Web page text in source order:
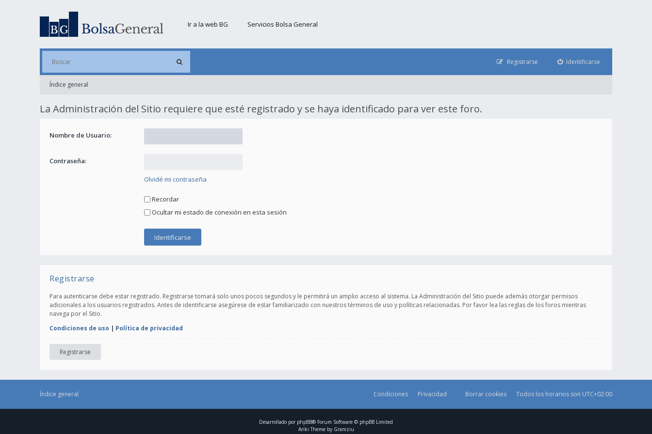
Ir a la web BG Servicios Bolsa General
Identificarse
Registrarse
Índice general
La Administración del Sitio requiere que esté registrado y se haya identificado para ver este foro.
Nombre de Usuario:
Contraseña:
Olvidé mi contraseña
Recordar
Ocultar mi estado de conexión en esta sesión
Registrarse
Para autenticarse debe estar registrado. Registrarse tomará solo unos pocos segundos y le permitirá un amplio acceso al sistema. La Administración del Sitio puede además otorgar permisos
adicionales a los usuarios registrados. Antes de identificarse asegúrese de estar familiarizado con nuestros términos de uso y políticas relacionadas. Por favor lea las reglas de los foros mientras
navega por el Sitio.
Condiciones de uso | Política de privacidad
Registrarse
Índice general Todos los horarios son UTC+02:00
Borrar cookies
Privacidad
Condiciones
Desarrollado por phpBB® Forum Software © phpBB Limited
Ariki Theme by Gramziu